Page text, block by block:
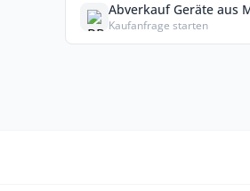
Abverkauf Geräte aus
Kaufanfrage starten